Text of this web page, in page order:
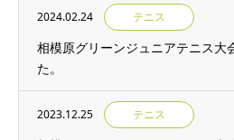
2024.02.24 テニス
相模原グリーンジュニアテニス大
た。
2023.12.25 テニス